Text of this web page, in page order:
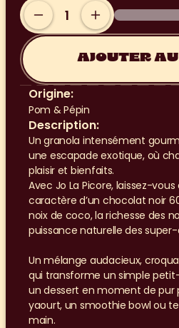
AJOUTER
Origine:
Pom & Pépin
Description:
Un granola intensément
une escapade exotique, où
plaisir et bienfaits.
Avec Jo La Picore, laissez-
caractère d’un chocolat noir
noix de coco, la richesse des
puissance naturelle des
Un mélange audacieux,
qui transforme un simple
un dessert en moment de pur
yaourt, un smoothie bowl ou
main.